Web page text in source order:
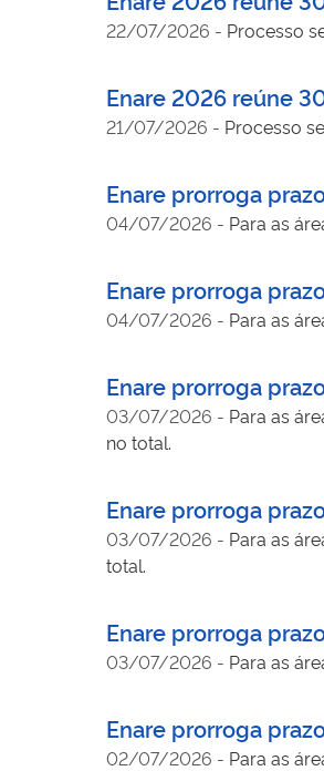
22/07/2026 - Processo
Enare 2026 reúne
21/07/2026 - Processo
Enare prorroga
04/07/2026 - Para as
Enare prorroga
04/07/2026 - Para as
Enare prorroga
03/07/2026 - Para as
no total.
Enare prorroga
03/07/2026 - Para as
total.
Enare prorroga
03/07/2026 - Para as
Enare prorroga
02/07/2026 - Para as